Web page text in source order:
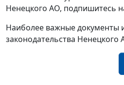
Ненецкого АО, подпишитесь
Наиболее важные документы
законодательства Ненецкого